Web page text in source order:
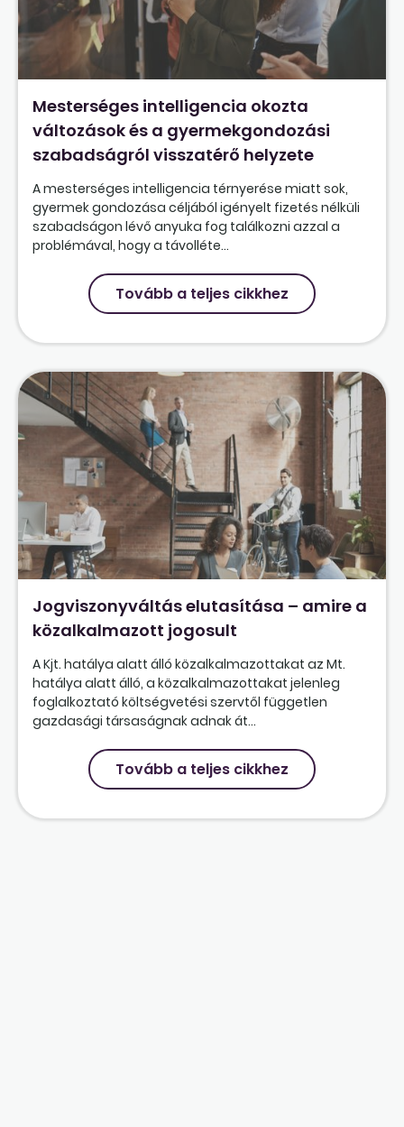
Mesterséges intelligencia okozta
változások és a gyermekgondozási
szabadságról visszatérő helyzete
A mesterséges intelligencia térnyerése miatt sok,
gyermek gondozása céljából igényelt fizetés nélküli
szabadságon lévő anyuka fog találkozni azzal a
problémával, hogy a távolléte...
Tovább a teljes cikkhez
Jogviszonyváltás elutasítása – amire a
közalkalmazott jogosult
A Kjt. hatálya alatt álló közalkalmazottakat az Mt.
hatálya alatt álló, a közalkalmazottakat jelenleg
foglalkoztató költségvetési szervtől független
gazdasági társaságnak adnak át...
Tovább a teljes cikkhez